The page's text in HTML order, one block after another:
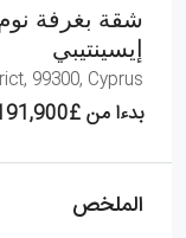
إيسينتيبي
99300, Cyprus
بدءا من£191,900
الملخص